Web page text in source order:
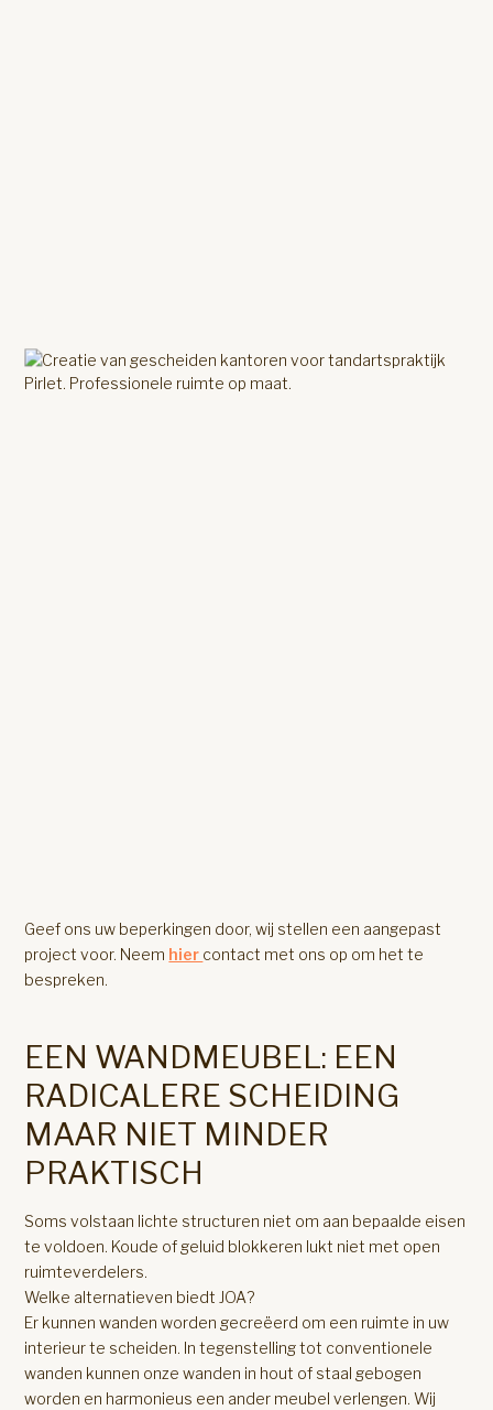
Geef ons uw beperkingen door, wij stellen een aangepast
project voor. Neem hier contact met ons op om het te
bespreken.
EEN WANDMEUBEL: EEN
RADICALERE SCHEIDING
MAAR NIET MINDER
PRAKTISCH
Soms volstaan lichte structuren niet om aan bepaalde eisen
te voldoen. Koude of geluid blokkeren lukt niet met open
ruimteverdelers.
Welke alternatieven biedt JOA?
Er kunnen wanden worden gecreëerd om een ruimte in uw
interieur te scheiden. In tegenstelling tot conventionele
wanden kunnen onze wanden in hout of staal gebogen
worden en harmonieus een ander meubel verlengen. Wij